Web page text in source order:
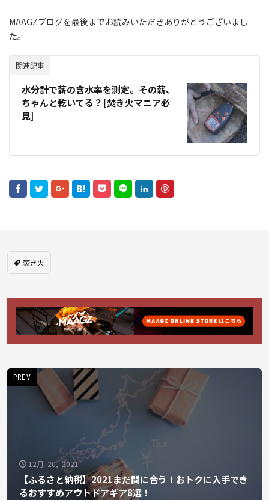
MAAGZブログを最後までお読みいただきありがとうございまし
た。
関連記事
水分計で薪の含水率を測定。その薪、
ちゃんと乾いてる？[焚き火マニア必
見]
焚き火
PREV
12月 20, 2021
【ふるさと納税】2021まだ間に合う！おトクに入手でき
るおすすめアウトドアギア8選！